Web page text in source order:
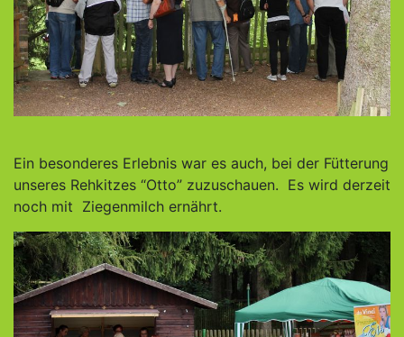
Ein besonderes Erlebnis war es auch, bei der Fütterung
unseres Rehkitzes “Otto” zuzuschauen. Es wird derzeit
noch mit Ziegenmilch ernährt.